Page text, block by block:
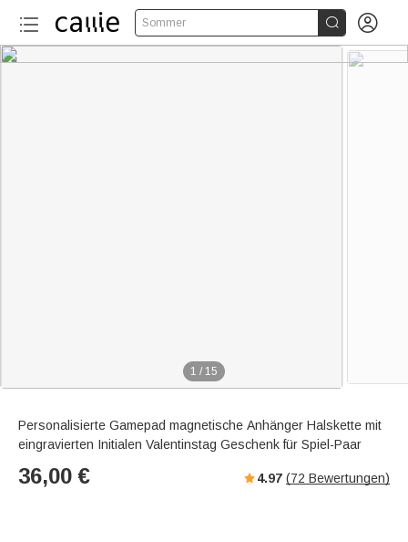
Sommer  
1 / 15
Personalisierte Gamepad magnetische Anhänger Halskette mit
eingravierten Initialen Valentinstag Geschenk für Spiel-Paar
36,00 € 4.97 (72 Bewertungen)